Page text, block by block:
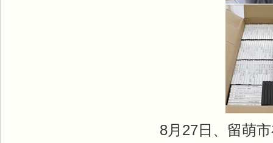
8月27日、留萌